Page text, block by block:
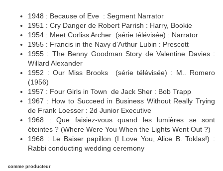
1948 : Because of Eve : Segment Narrator
1951 : Cry Danger de Robert Parrish : Harry, Bookie
1954 : Meet Corliss Archer (série télévisée) : Narrator
1955 : Francis in the Navy d'Arthur Lubin : Prescott
1955 : The Benny Goodman Story de Valentine Davies :
Willard Alexander
1952 : Our Miss Brooks (série télévisée) : M.. Romero
(1956)
1957 : Four Girls in Town de Jack Sher : Bob Trapp
1967 : How to Succeed in Business Without Really Trying
de Frank Loesser : 2d Junior Executive
1968 : Que faisiez-vous quand les lumières se sont
éteintes ? (Where Were You When the Lights Went Out ?)
1968 : Le Baiser papillon (I Love You, Alice B. Toklas!) :
Rabbi conducting wedding ceremony
comme producteur